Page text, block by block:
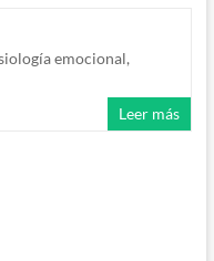
emocional,
Leer más